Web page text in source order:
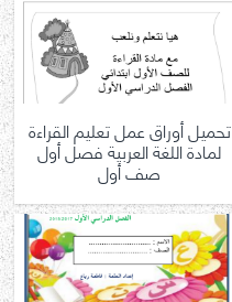
تحميل أوراق عمل تعليم القراءة
لمادة اللغة العربية فصل أول
صف أول